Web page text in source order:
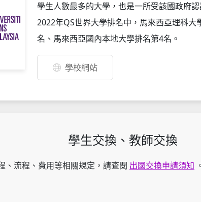
學生人數最多的大學，也是一所受該國政府
2022年QS世界大學排名中，馬來西亞理科
名、馬來西亞國內本地大學排名第4名。
學校網站
學生交換、教師交換
、流程、費用等相關規定，請查閱 出國交換申請須知